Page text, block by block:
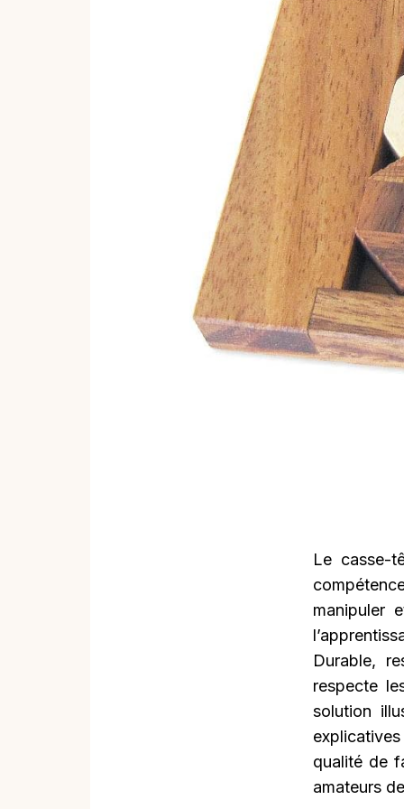
Le casse-
manipuler
Durable,
respecte
solution
qualité de
amateurs